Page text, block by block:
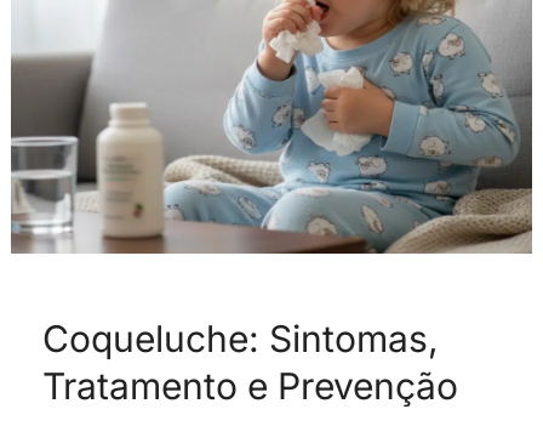
Coqueluche: Sintomas,
Tratamento e Prevenção